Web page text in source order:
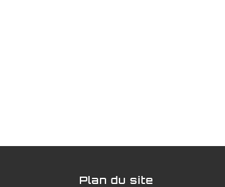
Plan du site